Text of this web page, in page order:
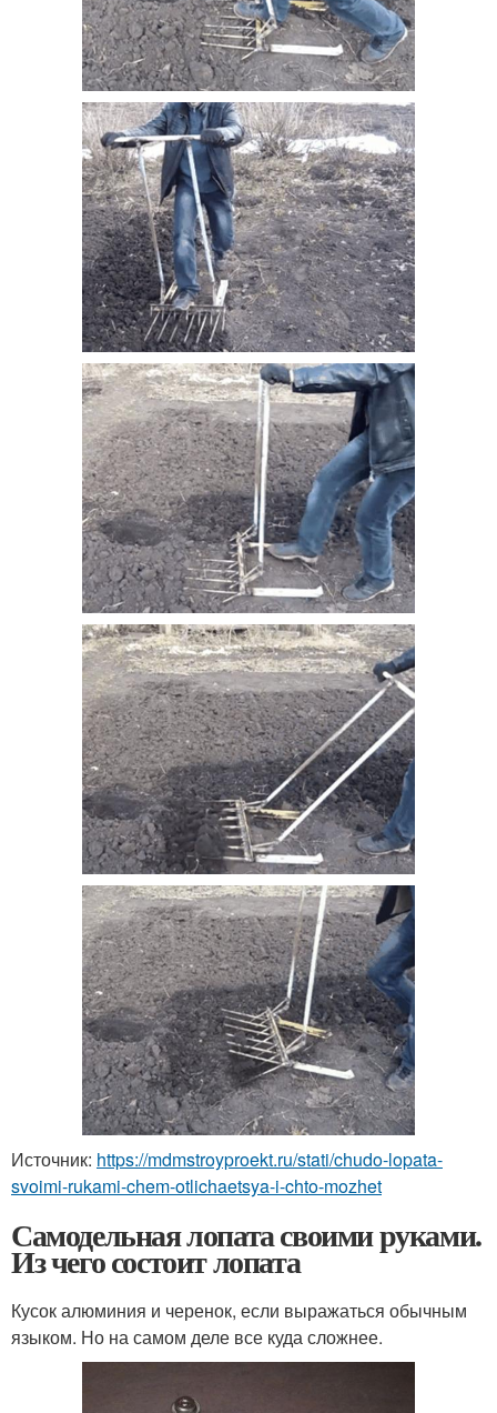
Источник: https://mdmstroyproekt.ru/stati/chudo-lopata-
svoimi-rukami-chem-otlichaetsya-i-chto-mozhet
Самодельная лопата своими руками.
Из чего состоит лопата
Кусок алюминия и черенок, если выражаться обычным
языком. Но на самом деле все куда сложнее.